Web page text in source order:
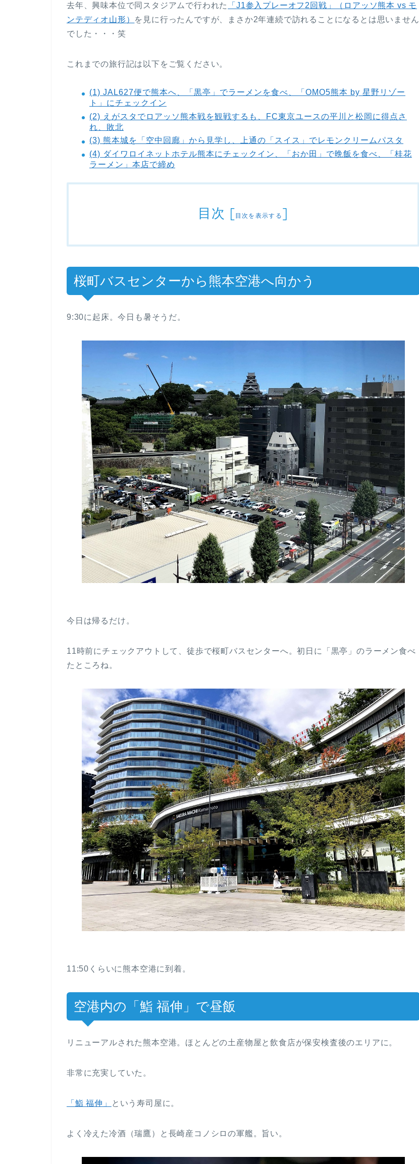
去年、興味本位で同スタジアムで行われた
「J1参入プレーオフ2回戦」（ロアッソ熊本 vs モ
ンテディオ山形） を見に行ったんですが、まさか2年連続で訪れることになるとは思いません
でした・・・笑
これまでの旅行記は以下をご覧ください。
(1) JAL627便で熊本へ、「黒亭」でラーメンを食べ、「OMO5熊本 by 星野リゾー
ト」にチェックイン
(2) えがスタでロアッソ熊本戦を観戦するも、FC東京ユースの平川と松岡に得点さ
れ、敗北
(3) 熊本城を「空中回廊」から見学し、上通の「スイス」でレモンクリームパスタ
(4) ダイワロイネットホテル熊本にチェックイン、「おか田」で晩飯を食べ、「桂花
ラーメン」本店で締め
目次 [目次を表示する ]
桜町バスセンターから熊本空港へ向かう
9:30に起床。今日も暑そうだ。
今日は帰るだけ。
11時前にチェックアウトして、徒歩で桜町バスセンターへ。初日に「黒亭」のラーメン食べ
たところね。
11:50くらいに熊本空港に到着。
空港内の「鮨 福伸」で昼飯
リニューアルされた熊本空港。ほとんどの土産物屋と飲食店が保安検査後のエリアに。
非常に充実していた。
「鮨 福伸」 という寿司屋に。
よく冷えた冷酒（瑞鷹）と長崎産コノシロの軍艦。旨い。